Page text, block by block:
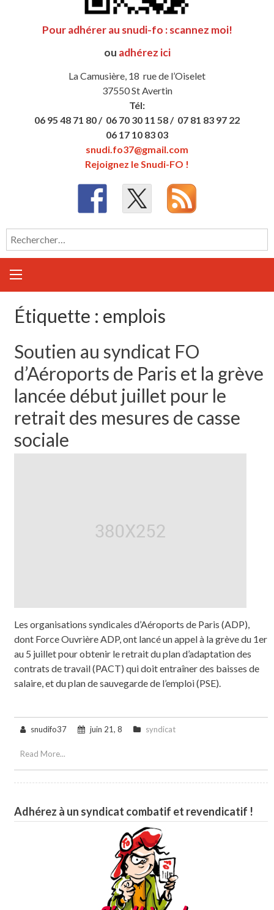
Pour adhérer au snudi-fo : scannez moi!
ou adhérez ici
La Camusière, 18 rue de l’Oiselet
37550 St Avertin
Tél:
06 95 48 71 80 / 06 70 30 11 58 / 07 81 83 97 22
06 17 10 83 03
snudi.fo37@gmail.com
Rejoignez le Snudi-FO !
Rechercher :
Étiquette : emplois
Soutien au syndicat FO
d’Aéroports de Paris et la grève
lancée début juillet pour le
retrait des mesures de casse
sociale
Les organisations syndicales d’Aéroports de Paris (ADP),
dont Force Ouvrière ADP, ont lancé un appel à la grève du 1er
au 5 juillet pour obtenir le retrait du plan d’adaptation des
contrats de travail (PACT) qui doit entraîner des baisses de
salaire, et du plan de sauvegarde de l’emploi (PSE).
snudifo37 juin 21, 8 syndicat
Read More...
Adhérez à un syndicat combatif et revendicatif !